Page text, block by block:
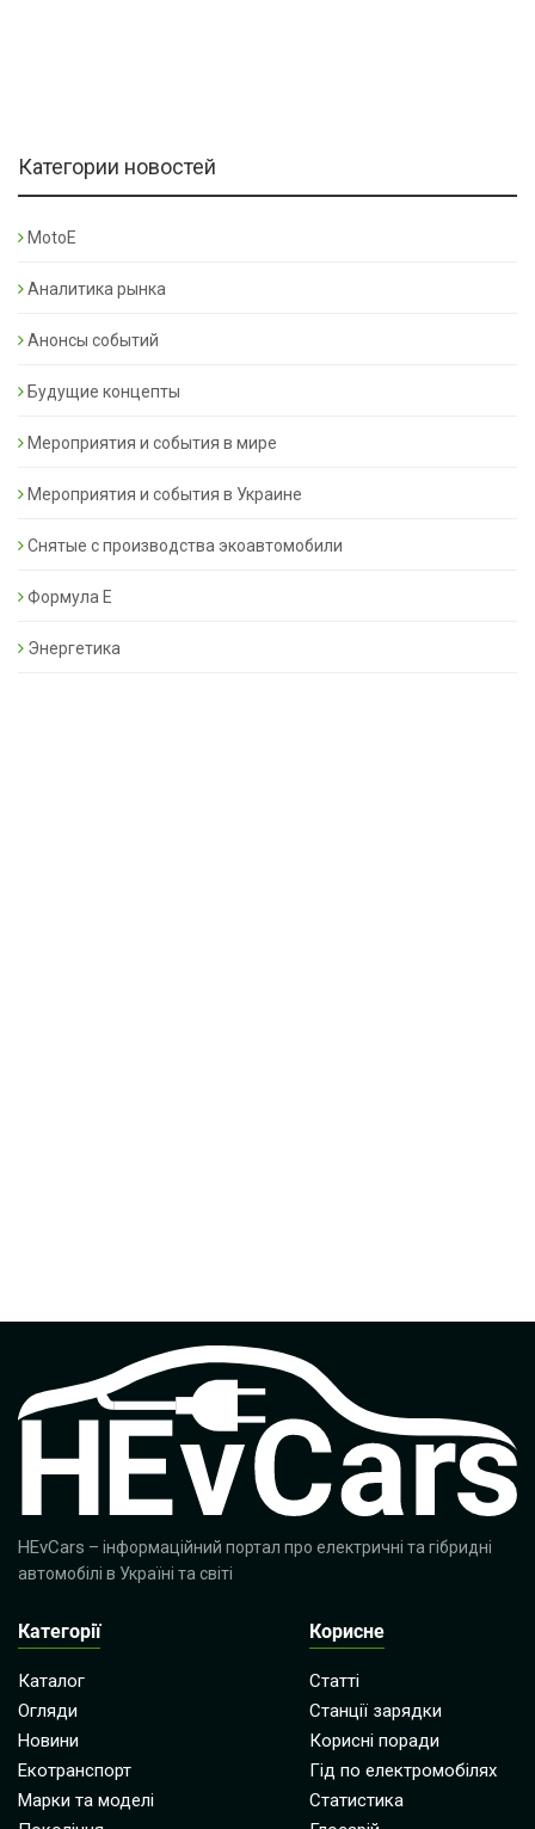
Категории новостей
MotoE
Аналитика рынка
Анонсы событий
Будущие концепты
Мероприятия и события в мире
Мероприятия и события в Украине
Снятые с производства экоавтомобили
Формула Е
Энергетика
HEvCars – інформаційний портал про електричні та гібридні
автомобілі в Україні та світі
Категорії
Каталог
Огляди
Новини
Екотранспорт
Марки та моделі
Корисне
Статті
Станції зарядки
Корисні поради
Гід по електромобілях
Статистика